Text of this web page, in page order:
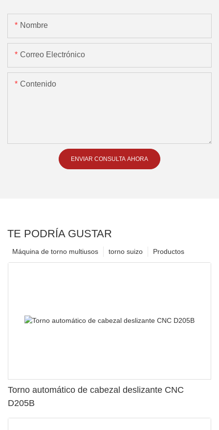
Nombre
Correo Electrónico
Contenido
ENVIAR CONSULTA AHORA
TE PODRÍA GUSTAR
Productos
torno suizo
Máquina de torno multiusos
Torno automático de cabezal deslizante CNC
D205B